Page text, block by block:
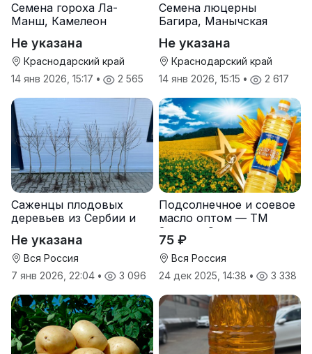
Семена гороха Ла-
Манш, Камелеон
Не указана
Краснодарский край
14 янв 2026, 15:17 • 2 565
Семена люцерны
Багира, Манычская
Не указана
Краснодарский край
14 янв 2026, 15:15 • 2 617
Саженцы плодовых
деревьев из Сербии и
Не указана
Вся Россия
7 янв 2026, 22:04 • 3 096
Подсолнечное и соевое
масло оптом — ТМ
Золотая Семечка
75 ₽
Вся Россия
24 дек 2025, 14:38 • 3 338